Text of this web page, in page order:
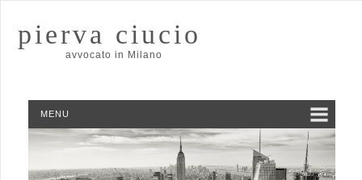
pierva ciucio
avvocato in Milano
MENU